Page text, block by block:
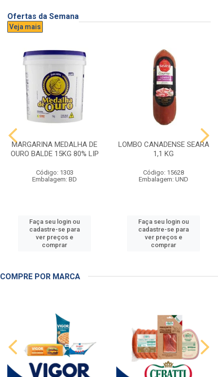
Ofertas da Semana
Veja mais
MARGARINA MEDALHA DE
OURO BALDE 15KG 80% LIP
Código: 1303
Embalagem: BD
Faça seu login ou
cadastre-se para
ver preços e
comprar
LOMBO CANADENSE SEARA
1,1 KG
Código: 15628
Embalagem: UND
Faça seu login ou
cadastre-se para
ver preços e
comprar
COMPRE POR MARCA